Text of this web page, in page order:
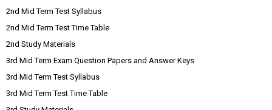
2nd Mid Term Test Syllabus
2nd Mid Term Test Time Table
2nd Study Materials
3rd Mid Term Exam Question Papers and Answer Keys
3rd Mid Term Test Syllabus
3rd Mid Term Test Time Table